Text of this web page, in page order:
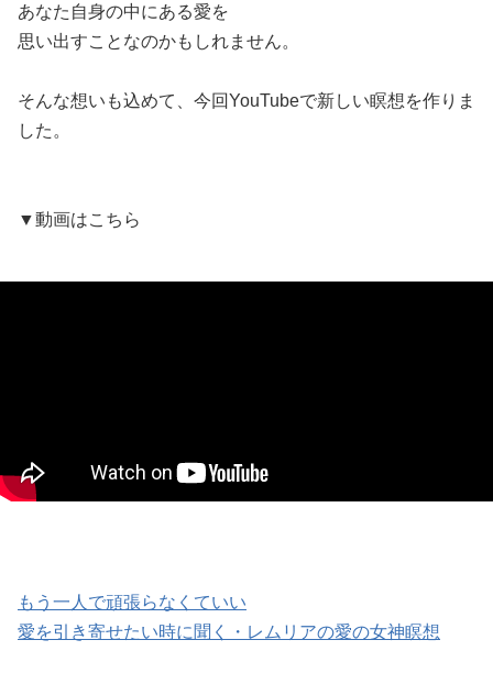
あなた自身の中にある愛を
思い出すことなのかもしれません。
そんな想いも込めて、今回YouTubeで新しい瞑想を作りま
した。
▼動画はこちら
もう一人で頑張らなくていい
愛を引き寄せたい時に聞く・レムリアの愛の女神瞑想